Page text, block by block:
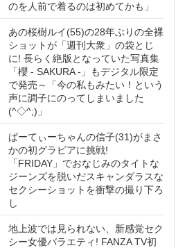
のを人前で着るのは初めてかも」
あの桜樹ルイ(55)の28年ぶりの全裸
ショットが「週刊大衆」の袋とじ
に! 長らく絶版となっていた写真集
「櫻 - SAKURA -」もデジタル限定
で発売～「今の私もみたい！という
声に調子にのってしまいました
(^◇^;)」
ぱーてぃーちゃんの信子(31)がまさ
かの初グラビアに挑戦!
「FRIDAY」でおなじみのタイトな
ジーンズを脱いだスキャンダラスな
セクシーショットを衝撃の撮り下ろ
し
地上波では見られない、新感覚セク
シー女優バラエティ! FANZA TV初